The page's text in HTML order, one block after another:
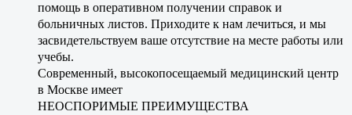
помощь в оперативном получении справок и
больничных листов. Приходите к нам лечиться, и мы
засвидетельствуем ваше отсутствие на месте работы или
учебы.
Современный, высокопосещаемый медицинский центр
в Москве имеет
НЕОСПОРИМЫЕ ПРЕИМУЩЕСТВА